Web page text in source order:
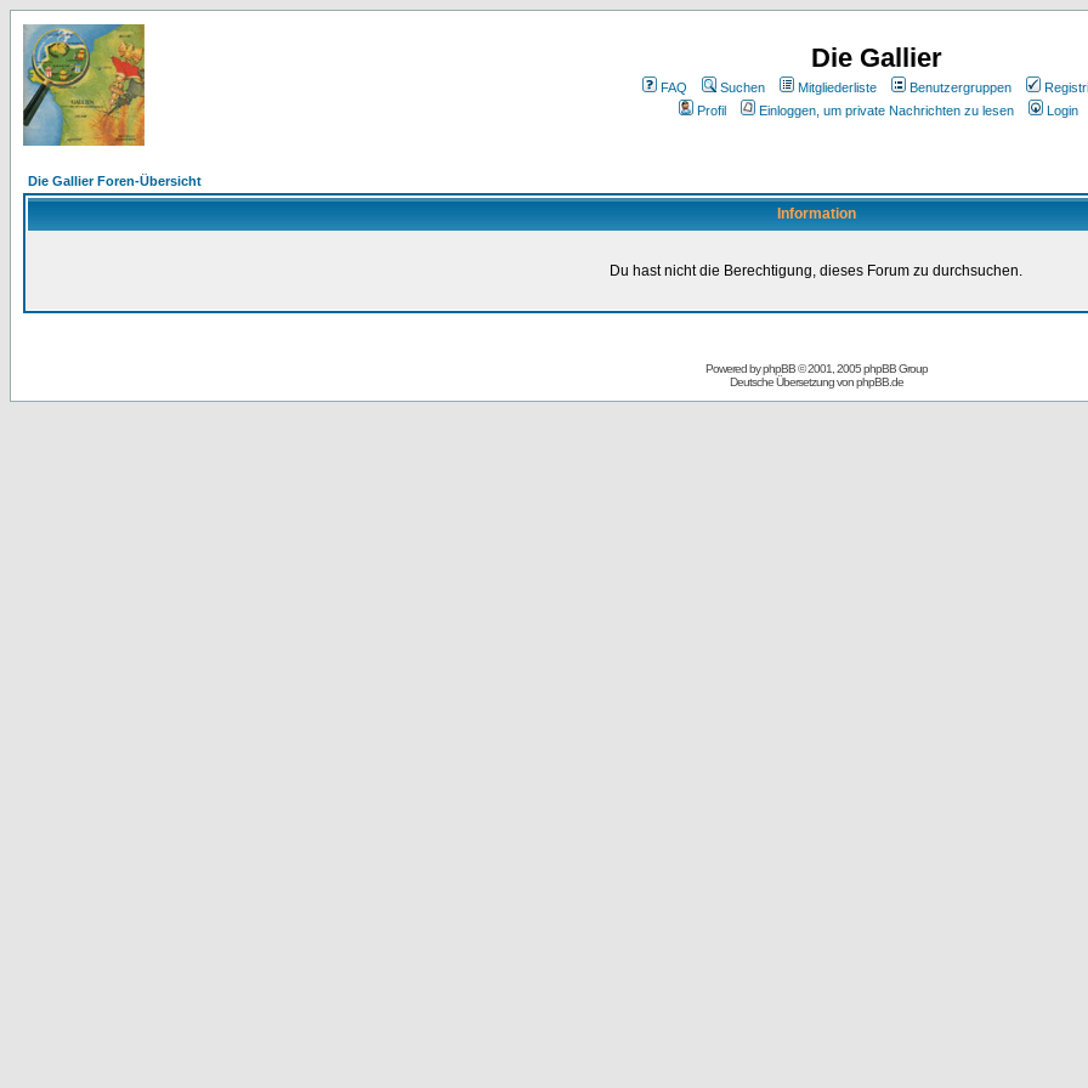
Die Gallier
FAQ Suchen Mitgliederliste Benutzergruppen
Profil
Einloggen, um private Nachrichten zu lesen Login
Die Gallier Foren-Übersicht
Information
Du hast nicht die Berechtigung, dieses Forum zu durchsuchen.
Powered byphpBB© 2001, 2005 phpBB Group
Deutsche Übersetzung vonphpBB.de